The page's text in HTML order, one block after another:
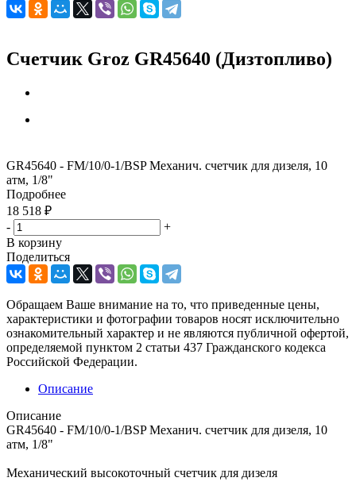
Счетчик Groz GR45640 (Дизтопливо)
GR45640 - FM/10/0-1/BSP Механич. счетчик для дизеля, 10
атм, 1/8"
Подробнее
18 518 ₽
-
+
В корзину
Поделиться
Обращаем Ваше внимание на то, что приведенные цены,
характеристики и фотографии товаров носят исключительно
ознакомительный характер и не являются публичной офертой,
определяемой пунктом 2 статьи 437 Гражданского кодекса
Российской Федерации.
Описание
Описание
GR45640 - FM/10/0-1/BSP Механич. счетчик для дизеля, 10
атм, 1/8"
Механический высокоточный счетчик для дизеля